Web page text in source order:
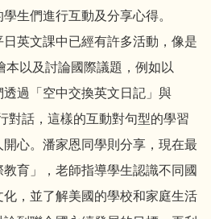
生們進行互動及分享心得。
英文課中已經有許多活動，像是
本以及討論國際議題，例如以
透過「空中交換英文日記」與
對話，這樣的互動對句型的學習
心。潘家恩同學則分享，現在最
育」，老師指導學生認識不同國
，並了解美國的學校和家庭生活